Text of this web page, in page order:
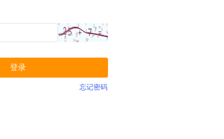
登录
忘记密码